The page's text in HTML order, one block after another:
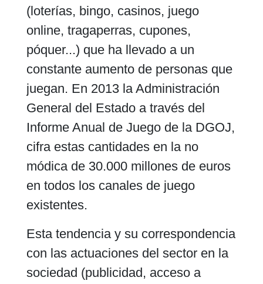
(loterías, bingo, casinos, juego
online, tragaperras, cupones,
póquer...) que ha llevado a un
constante aumento de personas que
juegan. En 2013 la Administración
General del Estado a través del
Informe Anual de Juego de la DGOJ,
cifra estas cantidades en la no
módica de 30.000 millones de euros
en todos los canales de juego
existentes.
Esta tendencia y su correspondencia
con las actuaciones del sector en la
sociedad (publicidad, acceso a